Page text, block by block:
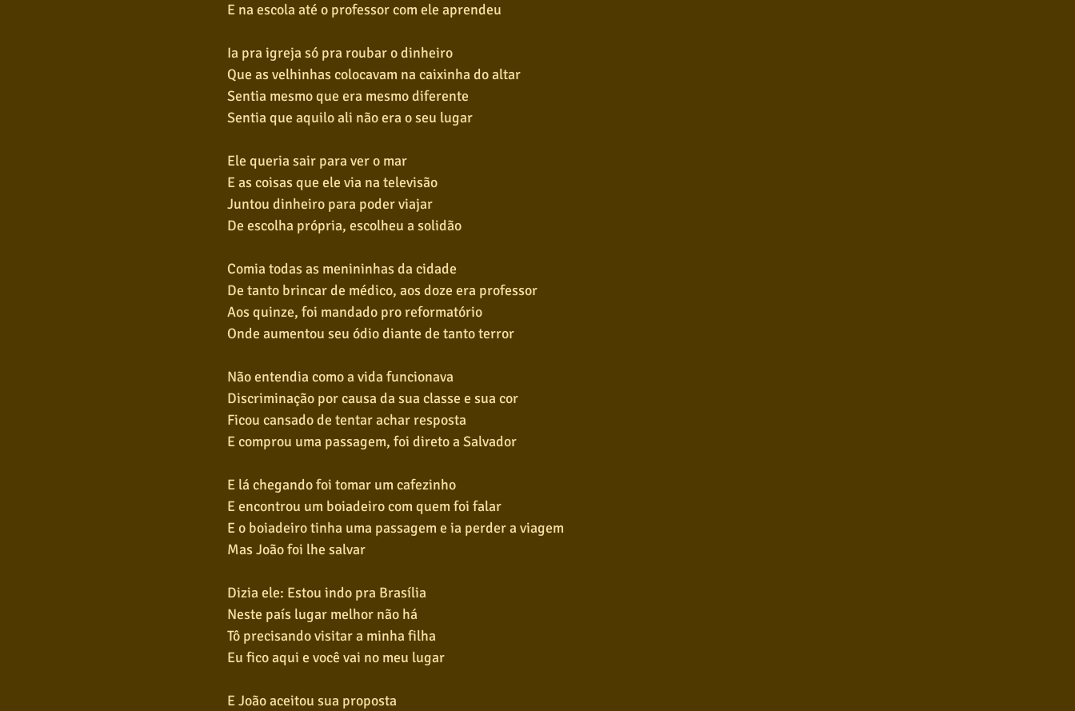
E na escola até o professor com ele aprendeu
Ia pra igreja só pra roubar o dinheiro
Que as velhinhas colocavam na caixinha do altar
Sentia mesmo que era mesmo diferente
Sentia que aquilo ali não era o seu lugar
Ele queria sair para ver o mar
E as coisas que ele via na televisão
Juntou dinheiro para poder viajar
De escolha própria, escolheu a solidão
Comia todas as menininhas da cidade
De tanto brincar de médico, aos doze era professor
Aos quinze, foi mandado pro reformatório
Onde aumentou seu ódio diante de tanto terror
Não entendia como a vida funcionava
Discriminação por causa da sua classe e sua cor
Ficou cansado de tentar achar resposta
E comprou uma passagem, foi direto a Salvador
E lá chegando foi tomar um cafezinho
E encontrou um boiadeiro com quem foi falar
E o boiadeiro tinha uma passagem e ia perder a viagem
Mas João foi lhe salvar
Dizia ele: Estou indo pra Brasília
Neste país lugar melhor não há
Tô precisando visitar a minha filha
Eu fico aqui e você vai no meu lugar
E João aceitou sua proposta